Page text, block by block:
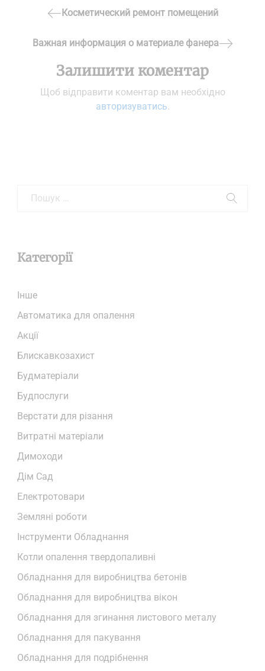
Навігація
записів
Previous
Post
Косметический ремонт помещений
Next
Post
Важная информация о материале фанера
Залишити коментар
Щоб відправити коментар вам необхідно
авторизуватись.
Категорії
Iнше
Автоматика для опалення
Акції
Блискавкозахист
Будматеріали
Будпослуги
Верстати для різання
Витратні матеріали
Димоходи
Дім Сад
Електротовари
Земляні роботи
Інструменти Обладнання
Котли опалення твердопаливні
Обладнання для виробництва бетонів
Обладнання для виробництва вікон
Обладнання для згинання листового металу
Обладнання для пакування
Обладнання для подрібнення